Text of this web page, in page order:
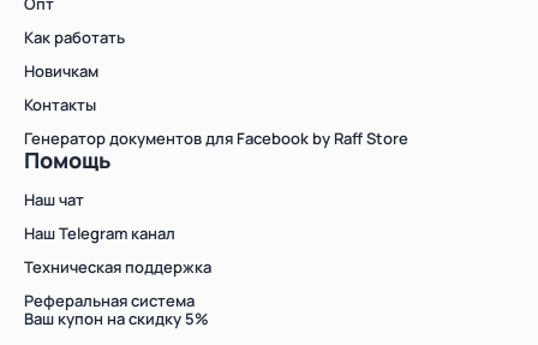
Как работать
Новичкам
Контакты
Генератор документов для Facebook by Raff Store
Помощь
Наш чат
Наш Telegram канал
Техническая поддержка
Реферальная система
Ваш купон на скидку 5%